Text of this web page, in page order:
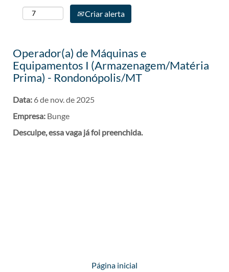
Criar alerta
Operador(a) de Máquinas e
Equipamentos I (Armazenagem/Matéria
Prima) - Rondonópolis/MT
Data: 6 de nov. de 2025
Empresa: Bunge
Desculpe, essa vaga já foi preenchida.
Página inicial